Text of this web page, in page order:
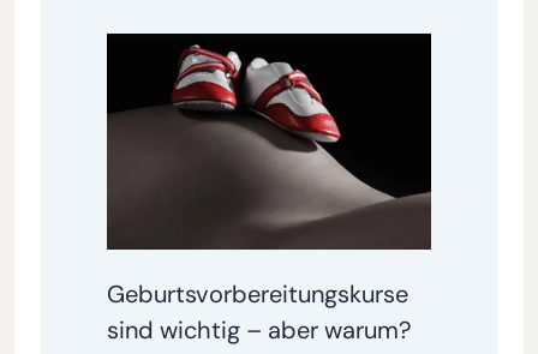
Geburtsvorbereitungskurse
sind wichtig – aber warum?